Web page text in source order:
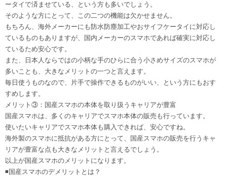
ータイで済ませている、という方も多いでしょう。
そのような方にとって、この二つの機能は欠かせません。
もちろん、海外メーカーにも防水防塵加工やおサイフケータイに対応し
ているものもありますが、国内メーカーのスマホであれば確実に対応し
ているため安心です。
また、日本人ならではの小柄な手のひらに合う小さめサイズのスマホが
多いことも、大きなメリットの一つと言えます。
毎日使うものなので、片手で操作できるものがいい、という方にもおす
すめします。
メリット③：国産スマホの本体を取り扱うキャリアが豊富
国産スマホは、多くのキャリアでスマホ本体の販売も行っています。
使いたいキャリアでスマホ本体も購入できれば、安心ですね。
海外製のスマホに抵抗がある方にとって、国産スマホの販売を行うキャ
リアが豊富な点も大きなメリットと言えるでしょう。
以上が国産スマホのメリットになります。
◾️国産スマホのデメリットとは？